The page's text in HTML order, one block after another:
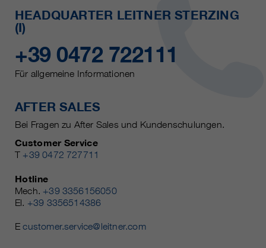
HEADQUARTER LEITNER STERZING
(I)
+39 0472 722111
Für allgemeine Informationen
AFTER SALES
Bei Fragen zu After Sales und Kundenschulungen.
Customer Service
T +39 0472 727711
Hotline
Mech. +39 3356156050
El. +39 3356514386
Ecustomer.service@leitner.com